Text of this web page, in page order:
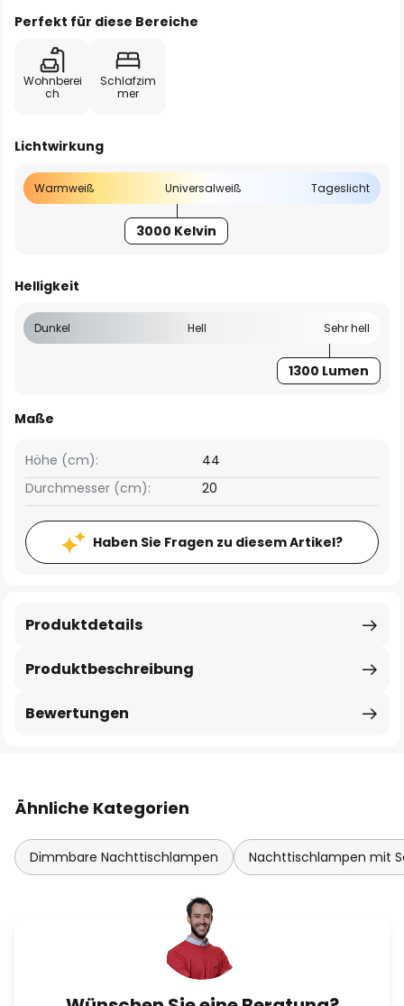
Perfekt für diese Bereiche
Wohnberei
ch
Schlafzim
mer
Lichtwirkung
Warmweiß Universalweiß Tageslicht
3000 Kelvin
Helligkeit
Dunkel Hell Sehr hell
1300 Lumen
Maße
Höhe (cm):
44
Durchmesser (cm):
20
Haben Sie Fragen zu diesem Artikel?
Produktbeschreibung
Produktdetails
Bewertungen
Ähnliche Kategorien
Dimmbare Nachttischlampen Nachttischlampen mit